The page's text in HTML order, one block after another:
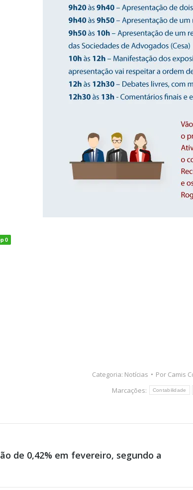
0
Categoria: Notícias Por Camis
Marcações:
Contabilidade
de 0,42% em fevereiro, segundo a